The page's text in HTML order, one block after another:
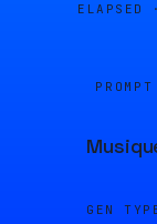
ELAPSED
GEN